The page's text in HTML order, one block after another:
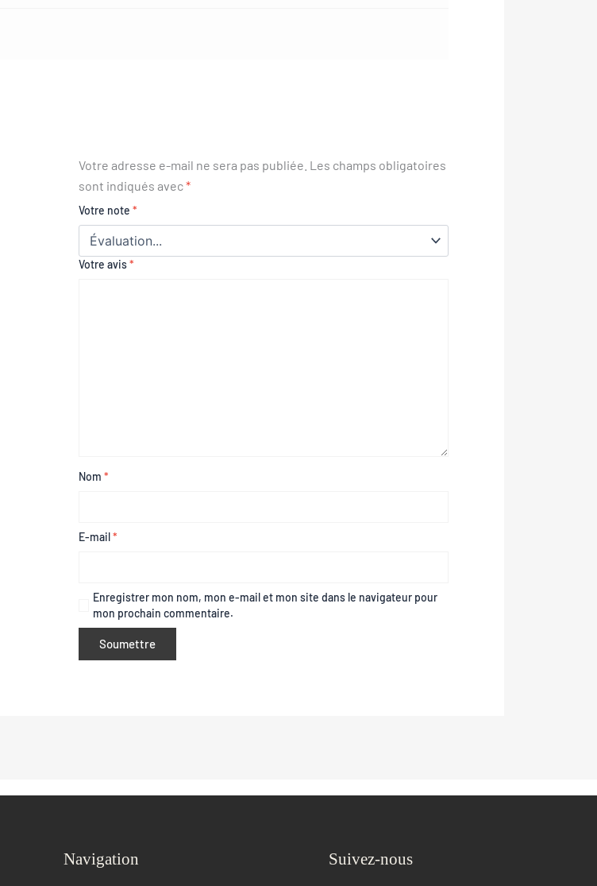
Votre adresse e-mail ne sera pas publiée. Les champs obligatoires
sont indiqués avec*
Votre note*
Votre avis*
Nom*
E-mail*
Enregistrer mon nom, mon e-mail et mon site dans le navigateur pour
mon prochain commentaire.
Navigation Suivez-nous